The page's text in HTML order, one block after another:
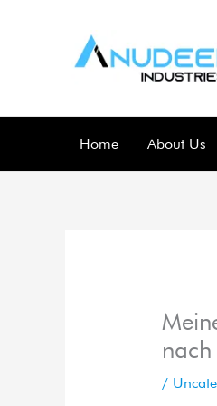
Home About Us
/